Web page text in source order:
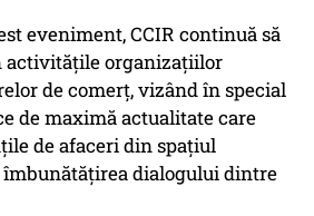
eveniment, CCIR continuă să
activitățile organizațiilor
de comerț, vizând în special
de maximă actualitate care
de afaceri din spațiul
îmbunătățirea dialogului dintre